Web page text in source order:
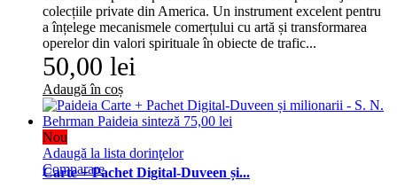
colecțiile private din America. Un instrument excelent pentru
a înțelege mecanismele comerțului cu artă și transformarea
operelor din valori spirituale în obiecte de trafic...
50,00 lei
Adaugă în coș
Nou
Adaugă la lista dorinţelor
Comparare
Carte + Pachet Digital-Duveen și...